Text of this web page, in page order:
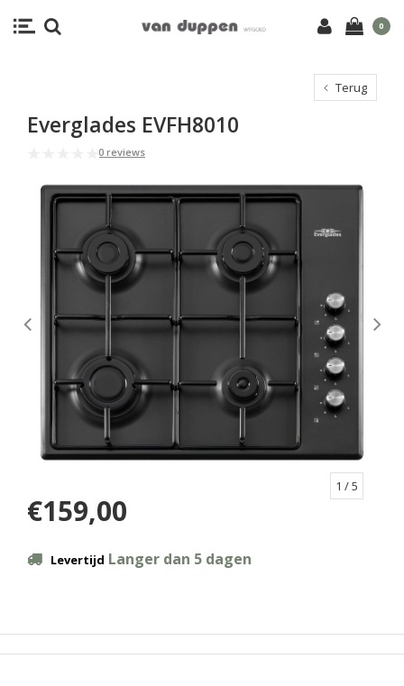
0
Terug
Everglades EVFH8010
0 reviews
1 / 5
€159,00
Levertijd Langer dan 5 dagen